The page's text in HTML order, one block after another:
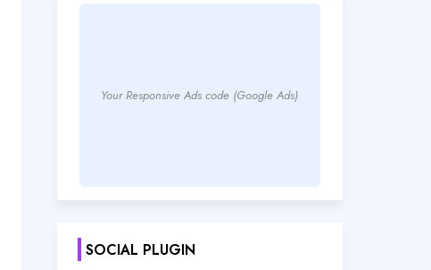
Your Responsive Ads code (Google Ads)
SOCIAL PLUGIN